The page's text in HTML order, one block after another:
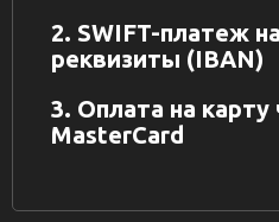
2. SWIFT-платеж
реквизиты (IBAN)
3. Оплата на карту
MasterCard